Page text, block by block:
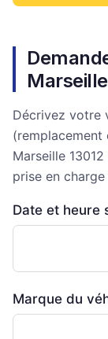
Décrivez votre
Marseille
prise en
Date et heure
Marque du